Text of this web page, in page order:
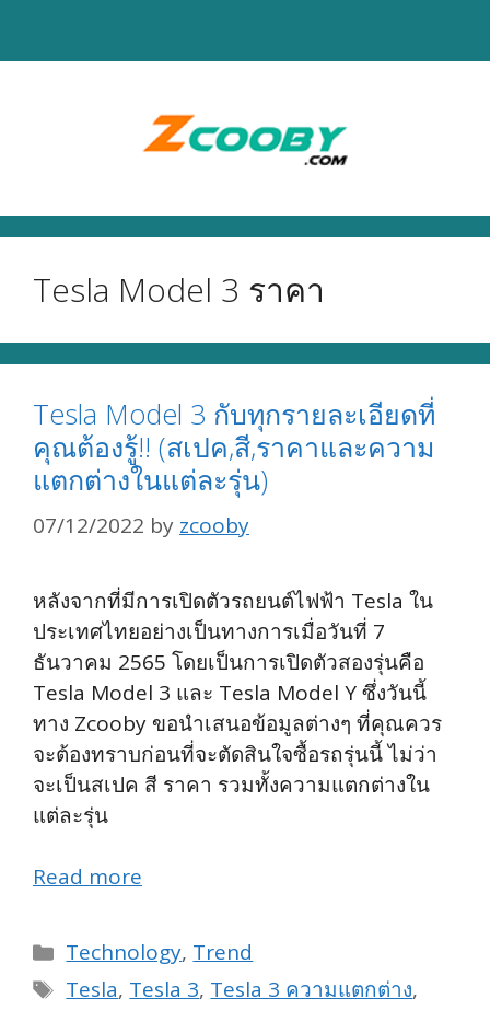
Tesla Model 3 ราคา
Tesla Model 3 กับทุกรายละเอียดที่
คุณต้องรู้!! (สเปค,สี,ราคาและความ
แตกต่างในแต่ละรุ่น)
07/12/2022 by zcooby
หลังจากที่มีการเปิดตัวรถยนต์ไฟฟ้า Tesla ใน
ประเทศไทยอย่างเป็นทางการเมื่อวันที่ 7
ธันวาคม 2565 โดยเป็นการเปิดตัวสองรุ่นคือ
Tesla Model 3 และ Tesla Model Y ซึ่งวันนี้
ทาง Zcooby ขอนำเสนอข้อมูลต่างๆ ที่คุณควร
จะต้องทราบก่อนที่จะตัดสินใจซื้อรถรุ่นนี้ ไม่ว่า
จะเป็นสเปค สี ราคา รวมทั้งความแตกต่างใน
แต่ละรุ่น
Read more
Categories
Technology, Trend
Tags
Tesla, Tesla 3, Tesla 3 ความแตกต่าง,